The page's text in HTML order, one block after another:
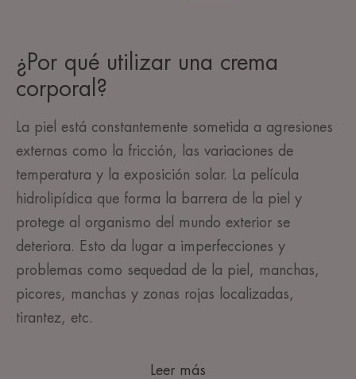
¿Por qué utilizar una crema
corporal?
La piel está constantemente sometida a agresiones
externas como la fricción, las variaciones de
temperatura y la exposición solar. La película
hidrolipídica que forma la barrera de la piel y
protege al organismo del mundo exterior se
deteriora. Esto da lugar a imperfecciones y
problemas como sequedad de la piel, manchas,
picores, manchas y zonas rojas localizadas,
tirantez, etc.
Leer más